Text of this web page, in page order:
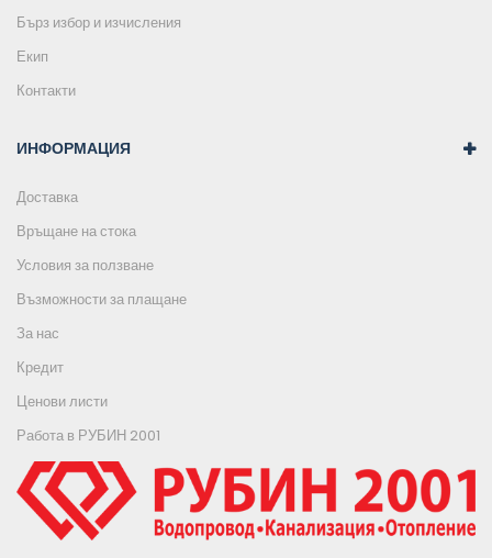
Бърз избор и изчисления
Екип
Контакти
ИНФОРМАЦИЯ
Доставка
Връщане на стока
Условия за ползване
Възможности за плащане
За нас
Кредит
Ценови листи
Работа в РУБИН 2001